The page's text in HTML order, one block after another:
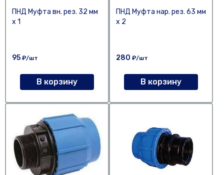
ПНД Муфта вн. рез. 32 мм
х 1
95 ₽/шт
В корзину
ПНД Муфта нар. рез. 63 мм
х 2
280 ₽/шт
В корзину